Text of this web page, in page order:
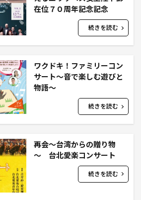
在位７０周年記念記念
続きを読む
ワクドキ！ファミリーコン
サート～音で楽しむ遊びと
物語～
続きを読む
再会～台湾からの贈り物
～ 台北愛楽コンサート
続きを読む